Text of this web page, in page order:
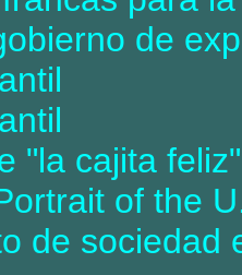
de
"la cajita feliz"
of the
de sociedad